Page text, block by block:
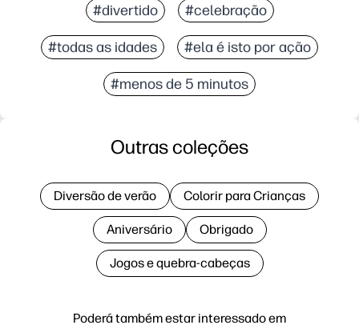
#divertido #celebração
#todas as idades #ela é isto por ação
#menos de 5 minutos
Poderá também estar interessado em
Outras coleções
Diversão de verão Colorir para Crianças
Aniversário Obrigado
Jogos e quebra-cabeças